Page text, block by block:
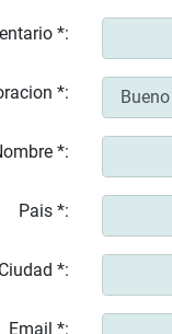
*:
*:
*:
Pais *:
*:
Email *: